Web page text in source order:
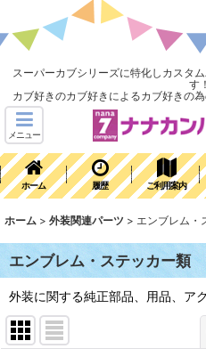
スーパーカブシリーズに特化しカスタ
す！
カブ好きのカブ好きによるカブ好きの
メニュー
ホーム 履歴 ご利用案内
ホーム > 外装関連パーツ > エンブレム・
エンブレム・ステッカー類
外装に関する純正部品、用品、ア